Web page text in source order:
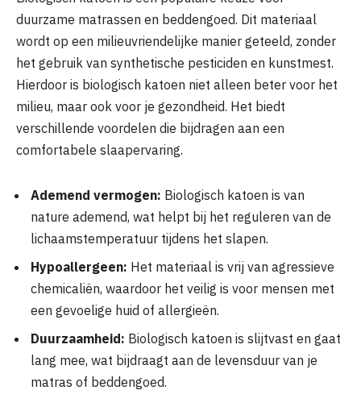
duurzame matrassen en beddengoed. Dit materiaal
wordt op een milieuvriendelijke manier geteeld, zonder
het gebruik van synthetische pesticiden en kunstmest.
Hierdoor is biologisch katoen niet alleen beter voor het
milieu, maar ook voor je gezondheid. Het biedt
verschillende voordelen die bijdragen aan een
comfortabele slaapervaring.
Ademend vermogen: Biologisch katoen is van
nature ademend, wat helpt bij het reguleren van de
lichaamstemperatuur tijdens het slapen.
Hypoallergeen: Het materiaal is vrij van agressieve
chemicaliën, waardoor het veilig is voor mensen met
een gevoelige huid of allergieën.
Duurzaamheid: Biologisch katoen is slijtvast en gaat
lang mee, wat bijdraagt aan de levensduur van je
matras of beddengoed.